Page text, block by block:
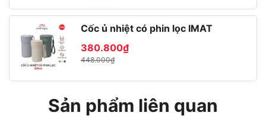
Cốc ủ nhiệt có phin lọc IMAT
380.800₫
448.000₫
Sản phẩm liên quan